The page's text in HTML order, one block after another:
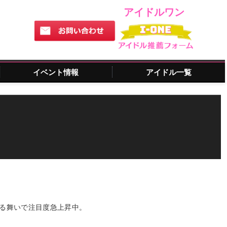
アイドルワン
イベント情報 アイドル一覧
いで注目度急上昇中。